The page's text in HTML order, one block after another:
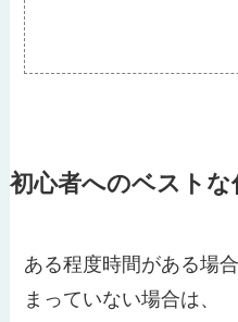
初心者へのベスト
ある程度時間がある場
まっていない場合は、